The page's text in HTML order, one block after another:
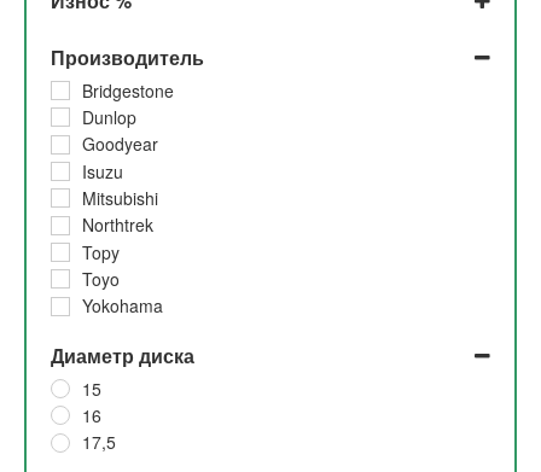
215/70R15LT
2020
2019
2018
2017
2016
2015
2014
2008
5%
10%
Производитель
Bridgestone
Dunlop
Goodyear
Isuzu
Mitsubishi
Northtrek
Topy
Toyo
Yokohama
Диаметр диска
15
16
17,5